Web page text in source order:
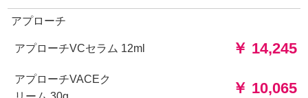
アプローチ
アプローチVCセラム 12ml ￥ 14,245
アプローチVACEク
￥ 10,065